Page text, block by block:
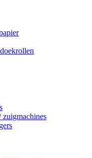
zuigmachines